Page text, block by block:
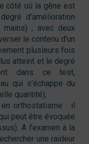
côté où la gêne est
d’amélioration
mains) ; avec deux
le contenu d’un
plusieurs fois
atteint et le degré
dans ce test,
qui s’échappe du
quantité),
en orthostatisme : il
peut être évoquée
A l’examen à la
une raideur